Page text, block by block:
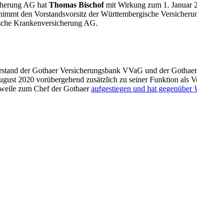
AG hatThomas Bischofmit Wirkung zum 1. Januar
den Vorstandsvorsitz der Württembergische
Krankenversicherung AG.
der Gothaer Versicherungsbank VVaG und der
2020 vorübergehend zusätzlich zu seiner Funktion als
zum Chef der Gothaeraufgestiegen und hat gegenüber